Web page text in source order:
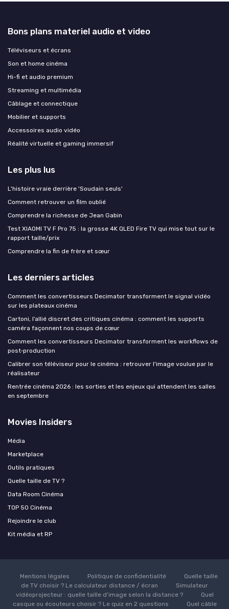
Bons plans materiel audio et video
Téléviseurs et écrans
Son et home cinéma
Hi-fi et audio premium
Streaming et multimédia
Câblage et connectique
Mobilier et supports
Accessoires audio vidéo
Réalité virtuelle et gaming immersif
Les plus lus
L'histoire vraie derrière 'Soudain seuls'
Comment retrouver un film oublié
Comprendre la richesse de Jean Gabin
Test XIAOMI TV F Pro 75 : la grosse 4K QLED Fire TV qui mise tout sur le
rapport taille/prix
Comprendre la fin de frère et sœur
Les derniers articles
Comment les convertisseurs Decimator transforment le signal vidéo
sur les plateaux cinéma
Cartoni, l’allié discret des critiques cinéma : comment les supports
caméra façonnent nos coups de cœur
Comment les convertisseurs Decimator transforment les workflows de
post‑production
Calibrer son téléviseur pour le cinéma : retrouver l'image voulue par le
réalisateur
Rentrée cinéma 2026 : les sorties et les enjeux qui attendent les salles
en septembre
Movies Insiders
Média
Marketplace
Outils pratiques
Quelle taille de TV ?
Data Room Cinéma
TOP 50 Cinéma
Rejoindre le club
Kit média et RP
Mentions légales Politique de confidentialité
Quelle taille
de TV choisir ? Le calculateur distance / écran
Simulateur
vidéoprojecteur : quelle taille d’image selon la distance ?
Quel
casque ou écouteurs choisir ? Le quiz en 2 questions
Quel câble